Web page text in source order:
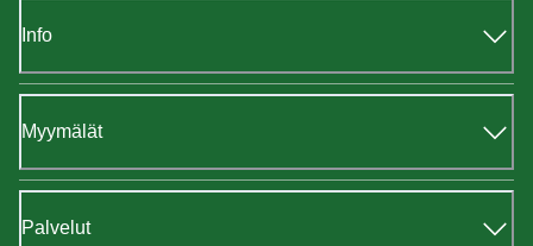
Info
Myymälät
Palvelut